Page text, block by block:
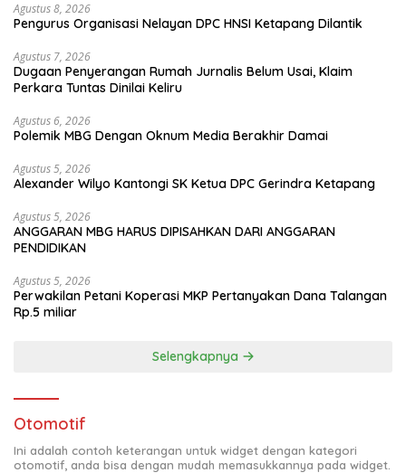
Agustus 8, 2026
Pengurus Organisasi Nelayan DPC HNSI Ketapang Dilantik
Agustus 7, 2026
Dugaan Penyerangan Rumah Jurnalis Belum Usai, Klaim
Perkara Tuntas Dinilai Keliru
Agustus 6, 2026
Polemik MBG Dengan Oknum Media Berakhir Damai
Agustus 5, 2026
Alexander Wilyo Kantongi SK Ketua DPC Gerindra Ketapang
Agustus 5, 2026
ANGGARAN MBG HARUS DIPISAHKAN DARI ANGGARAN
PENDIDIKAN
Agustus 5, 2026
Perwakilan Petani Koperasi MKP Pertanyakan Dana Talangan
Rp.5 miliar
Selengkapnya
Otomotif
Ini adalah contoh keterangan untuk widget dengan kategori
otomotif, anda bisa dengan mudah memasukkannya pada widget.